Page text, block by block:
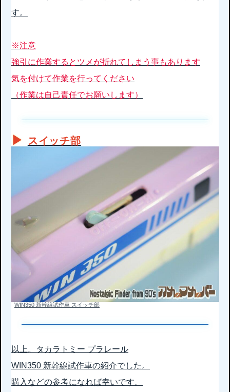
す。
※注意
強引に作業するとツメが折れてしまう事もあります
気を付けて作業を行ってください
（作業は自己責任でお願いします）
スイッチ部
WIN350 新幹線試作車 スイッチ部
以上。タカラトミー プラレール
WIN350 新幹線試作車の紹介でした。
購入などの参考になれば幸いです。